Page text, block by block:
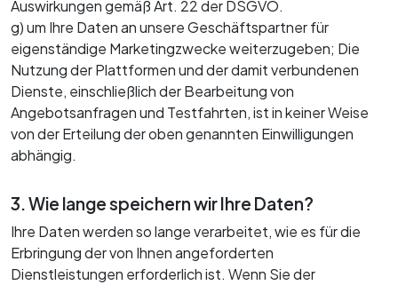
Auswirkungen gemäß Art. 22 der DSGVO.
g) um Ihre Daten an unsere Geschäftspartner für
eigenständige Marketingzwecke weiterzugeben; Die
Nutzung der Plattformen und der damit verbundenen
Dienste, einschließlich der Bearbeitung von
Angebotsanfragen und Testfahrten, ist in keiner Weise
von der Erteilung der oben genannten Einwilligungen
abhängig.
3. Wie lange speichern wir Ihre Daten?
Ihre Daten werden so lange verarbeitet, wie es für die
Erbringung der von Ihnen angeforderten
Dienstleistungen erforderlich ist. Wenn Sie der